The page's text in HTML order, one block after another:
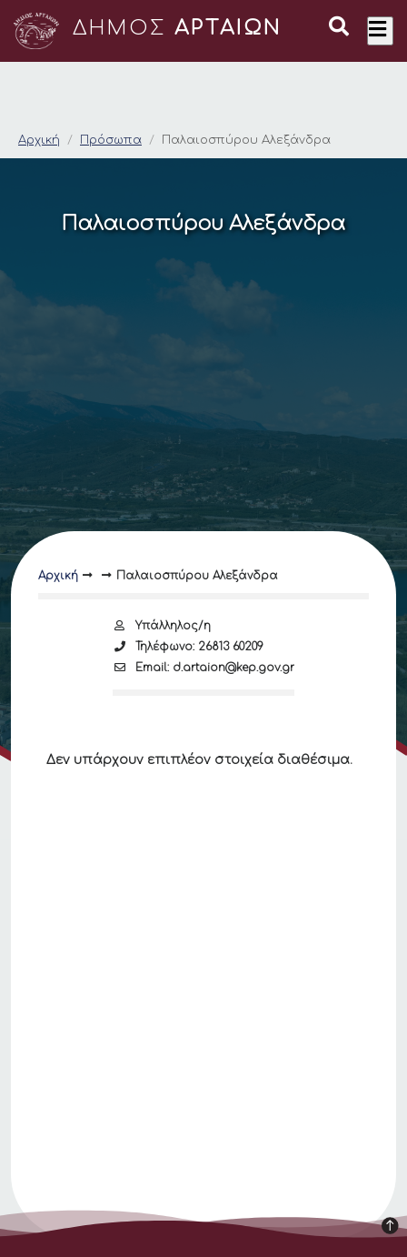
ΔΗΜΟΣ ΑΡΤΑΙΩΝ
Παλαιοσπύρου
Αρχική Πρόσωπα Παλαιοσπύρου Αλεξάνδρα
Παλαιοσπύρου Αλεξάνδρα
Αρχική Παλαιοσπύρου Αλεξάνδρα
Υπάλληλος/η
Τηλέφωνο: 26813 60209
Email: d.artaion@kep.gov.gr
Δεν υπάρχουν επιπλέον στοιχεία διαθέσιμα.